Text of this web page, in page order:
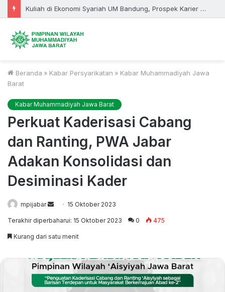
Hibah BIMA Dorong Inovasi Prodi Teknologi Pangan UM Bandung Kembangkan Pangan Fungsional Berbasis Rempah
Beranda » Kabar Persyarikatan » Kabar Muhammadiyah Jawa
Barat
Kabar Muhammadiyah Jawa Barat
Perkuat Kaderisasi Cabang
dan Ranting, PWA Jabar
Adakan Konsolidasi dan
Desiminasi Kader
mpijabar
Send15 Oktober 2023
Terakhir diperbaharui: 15 Oktober 2023 0 475
Kurang dari satu menit